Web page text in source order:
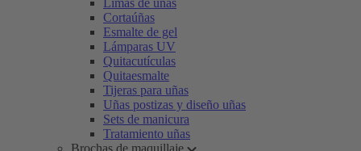
Limas de uñas
Cortaúñas
Esmalte de gel
Lámparas UV
Quitacutículas
Quitaesmalte
Tijeras para uñas
Uñas postizas y diseño uñas
Sets de manicura
Tratamiento uñas
Brochas de maquillaje